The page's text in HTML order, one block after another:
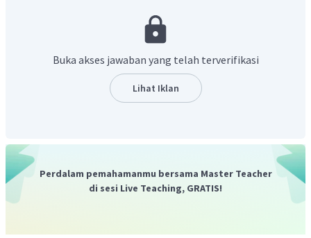
Para hadirin yang saya hormati, ijinkan
untuk menyampaikan sepatah dua patah
Selama bersekolah,kami sebagai siswasangat bangga
dan berterima kasih dengan semua guru yang telah
mengajar di sekolah ini, yang dengan sangat baik, tidak
Dengan demikian, jawaban yang tepat adalah D.
Buka akses jawaban yang telah terverifikasi
Lihat Iklan
Perdalam pemahamanmu bersama Master Teacher
di sesi Live Teaching, GRATIS!